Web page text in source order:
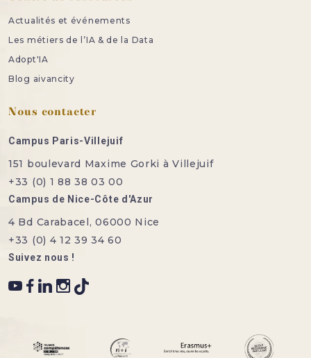
Actualités et événements
Les métiers de l’IA & de la Data
Adopt'IA
Blog aivancity
Nous contacter
Campus Paris-Villejuif
151 boulevard Maxime Gorki à Villejuif
+33 (0) 1 88 38 03 00
Campus de Nice-Côte d'Azur
4 Bd Carabacel, 06000 Nice
+33 (0) 4 12 39 34 60
Suivez nous !